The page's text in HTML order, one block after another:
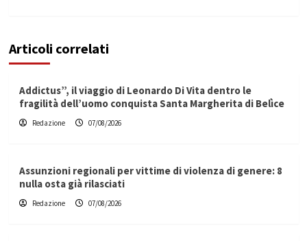
Articoli correlati
Addictus”, il viaggio di Leonardo Di Vita dentro le
fragilità dell’uomo conquista Santa Margherita di Belìce
Redazione 07/08/2026
Assunzioni regionali per vittime di violenza di genere: 8
nulla osta già rilasciati
Redazione 07/08/2026